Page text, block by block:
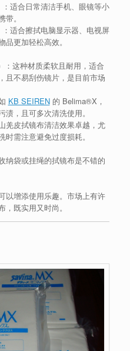
：适合日常清洁手机、眼镜等小
。
：适合擦拭电脑显示器、电视屏
更加轻松高效。
：这种材质柔软且耐用，适合
且不易刮伤镜片，是目前市场
KB SEIREN的 Belima®X，
，且可多次清洗使用。
羌皮拭镜布清洁效果卓越，尤
需注意避免过度损耗。
纳袋或挂绳的拭镜布是不错的
以增添使用乐趣。市场上有许
既实用又时尚。